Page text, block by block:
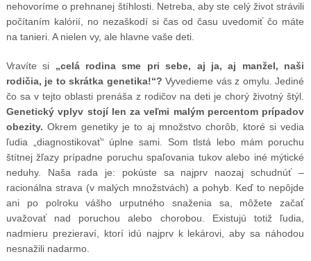
nehovoríme o prehnanej štíhlosti. Netreba, aby ste celý život strávili
počítaním kalórií, no nezaškodí si čas od času uvedomiť čo máte
na tanieri. A nielen vy, ale hlavne vaše deti.
Vravíte si „celá rodina sme pri sebe, aj ja, aj manžel, naši
rodičia, je to skrátka genetika!“? Vyvedieme vás z omylu. Jediné
čo sa v tejto oblasti prenáša z rodičov na deti je chorý životný štýl.
Genetický vplyv stojí len za veľmi malým percentom prípadov
obezity. Okrem genetiky je to aj množstvo chorôb, ktoré si vedia
ľudia „diagnostikovať“ úplne sami. Som tlstá lebo mám poruchu
štítnej žľazy prípadne poruchu spaľovania tukov alebo iné mýtické
neduhy. Naša rada je: pokúste sa najprv naozaj schudnúť –
racionálna strava (v malých množstvách) a pohyb. Keď to nepôjde
ani po polroku vášho urputného snaženia sa, môžete začať
uvažovať nad poruchou alebo chorobou. Existujú totiž ľudia,
nadmieru prezieraví, ktorí idú najprv k lekárovi, aby sa náhodou
nesnažili nadarmo.